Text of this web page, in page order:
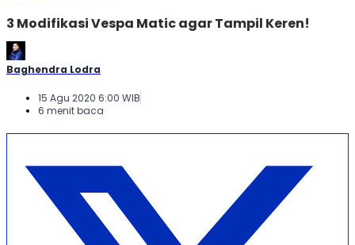
3 Modifikasi Vespa Matic agar Tampil Keren!
Baghendra Lodra
15 Agu 2020 6:00 WIB
6 menit baca